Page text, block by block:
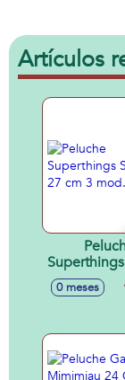
Artículos
Superthings
27 cm 3
0 meses